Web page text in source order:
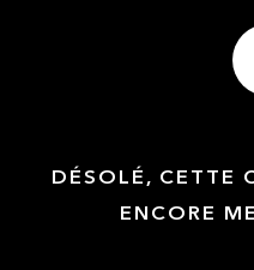
DÉSOLÉ, CETTE
ENCORE